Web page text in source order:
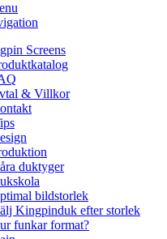
Screens
& Villkor
duktyger
bildstorlek
Kingpinduk efter storlek
funkar format?